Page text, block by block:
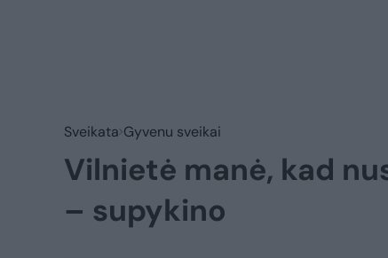
Sveikata Gyvenu sveikai
Vilnietė manė, kad
– supykino